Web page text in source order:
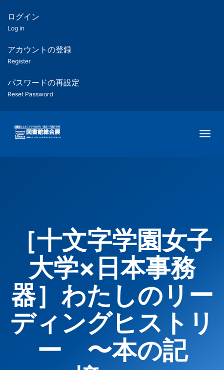
ツ
匿
名
ユ
ー
ー
用
メ
ログイン
Log in
アカウントの登録
Register
パスワードの再設定
Reset Password
［十文字学園女子
大学×日本事務
器］わたしのリー
ディングヒストリ
ー 〜本の記